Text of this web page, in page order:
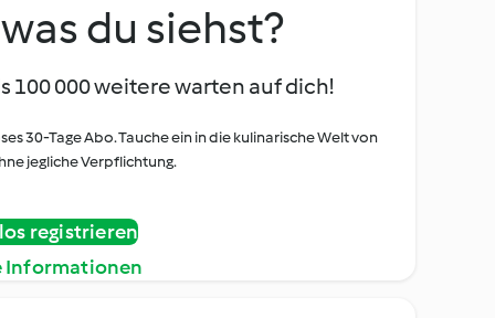
du siehst?
100 000 weitere warten auf dich!
30-Tage Abo. Tauche ein in die kulinarische Welt von
jegliche Verpflichtung.
registrieren
Informationen